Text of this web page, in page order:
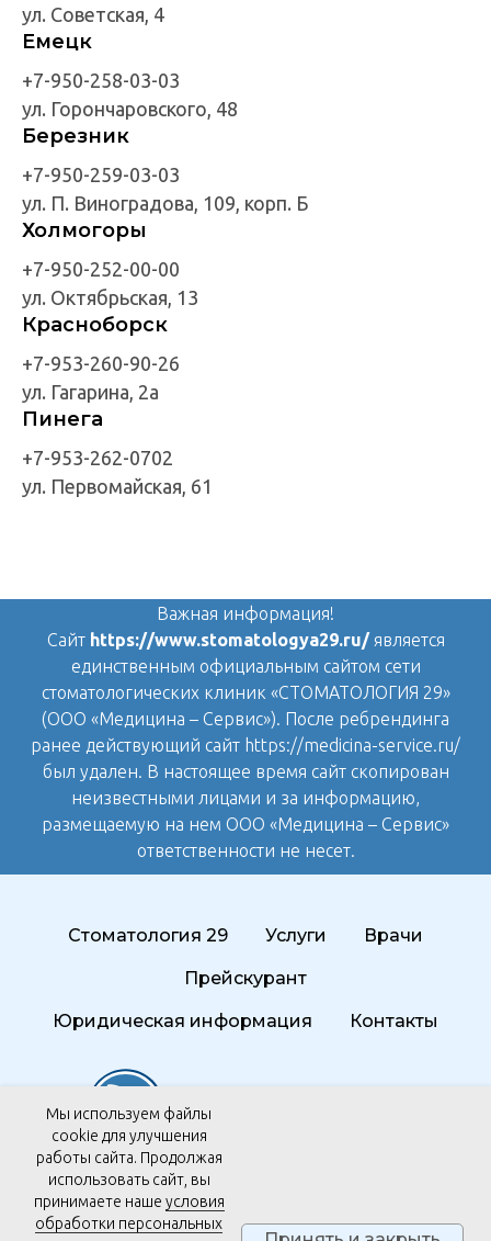
ул. Советская, 4
Емецк
+7-950-258-03-03
ул. Горончаровского, 48
Березник
+7-950-259-03-03
ул. П. Виноградова, 109, корп. Б
Холмогоры
+7-950-252-00-00
ул. Октябрьская, 13
Красноборск
+7-953-260-90-26
ул. Гагарина, 2а
Пинега
+7-953-262-0702
ул. Первомайская, 61
Важная информация!
Сайт https://www.stomatologya29.ru/ является
единственным официальным сайтом сети
стоматологических клиник «СТОМАТОЛОГИЯ 29»
(ООО «Медицина – Сервис»). После ребрендинга
ранее действующий сайт https://medicina-service.ru/
был удален. В настоящее время сайт скопирован
неизвестными лицами и за информацию,
размещаемую на нем ООО «Медицина – Сервис»
ответственности не несет.
Мы используем файлы
cookie для улучшения
работы сайта. Продолжая
использовать сайт, вы
принимаете наше условия
обработки персональных
Стоматология 29 Услуги Врачи
Прейскурант
Юридическая информация Контакты
Общество с ограниченной ответственностью "Медицина -
Сервис"